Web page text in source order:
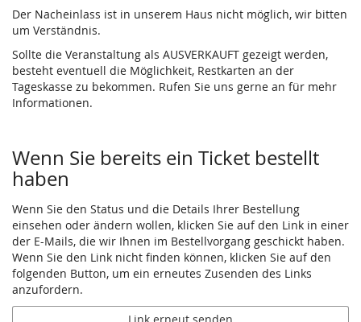
Der Nacheinlass ist in unserem Haus nicht möglich, wir bitten
um Verständnis.
Sollte die Veranstaltung als AUSVERKAUFT gezeigt werden,
besteht eventuell die Möglichkeit, Restkarten an der
Tageskasse zu bekommen. Rufen Sie uns gerne an für mehr
Informationen.
Wenn Sie bereits ein Ticket bestellt
haben
Wenn Sie den Status und die Details Ihrer Bestellung
einsehen oder ändern wollen, klicken Sie auf den Link in einer
der E-Mails, die wir Ihnen im Bestellvorgang geschickt haben.
Wenn Sie den Link nicht finden können, klicken Sie auf den
folgenden Button, um ein erneutes Zusenden des Links
anzufordern.